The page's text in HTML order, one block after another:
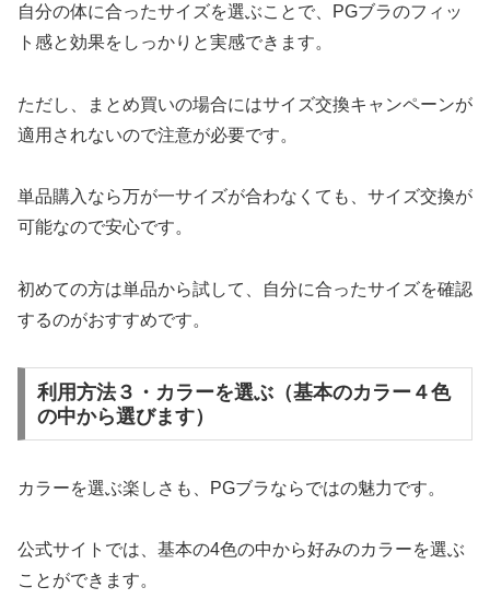
自分の体に合ったサイズを選ぶことで、PGブラのフィッ
ト感と効果をしっかりと実感できます。
ただし、まとめ買いの場合にはサイズ交換キャンペーンが
適用されないので注意が必要です。
単品購入なら万が一サイズが合わなくても、サイズ交換が
可能なので安心です。
初めての方は単品から試して、自分に合ったサイズを確認
するのがおすすめです。
利用方法３・カラーを選ぶ（基本のカラー４色
の中から選びます）
カラーを選ぶ楽しさも、PGブラならではの魅力です。
公式サイトでは、基本の4色の中から好みのカラーを選ぶ
ことができます。